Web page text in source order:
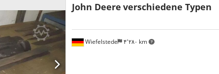
Wiefelstede ۴٬۲۸۰ km
John Deere verschiedene Typen